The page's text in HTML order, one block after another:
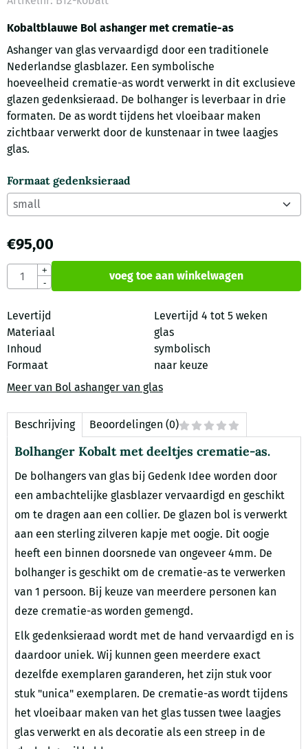
Kobaltblauwe Bol ashanger met crematie-as
Ashanger van glas vervaardigd door een traditionele
Nederlandse glasblazer. Een symbolische
hoeveelheid crematie-as wordt verwerkt in dit exclusieve
glazen gedenksieraad. De bolhanger is leverbaar in drie
formaten. De as wordt tijdens het vloeibaar maken
zichtbaar verwerkt door de kunstenaar in twee laagjes
glas.
Formaat gedenksieraad
€95,00
Aantal
+
-
voeg toe aan winkelwagen
Levertijd
Levertijd 4 tot 5 weken
Materiaal
glas
Inhoud
symbolisch
Formaat
naar keuze
Meer van Bol ashanger van glas
Beschrijving Beoordelingen (0)
Bolhanger Kobalt met deeltjes crematie-as.
De bolhangers van glas bij Gedenk Idee worden door
een ambachtelijke glasblazer vervaardigd en geschikt
om te dragen aan een collier. De glazen bol is verwerkt
aan een sterling zilveren kapje met oogje. Dit oogje
heeft een binnen doorsnede van ongeveer 4mm. De
bolhanger is geschikt om de crematie-as te verwerken
van 1 persoon. Bij keuze van meerdere personen kan
deze crematie-as worden gemengd.
Elk gedenksieraad wordt met de hand vervaardigd en is
daardoor uniek. Wij kunnen geen meerdere exact
dezelfde exemplaren garanderen, het zijn stuk voor
stuk "unica" exemplaren. De crematie-as wordt tijdens
het vloeibaar maken van het glas tussen twee laagjes
glas verwerkt en als decoratie als een streep in de